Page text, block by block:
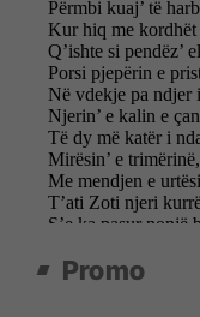
Promo